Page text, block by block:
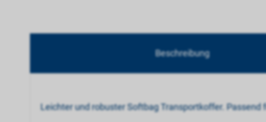
Beschreibung
Leichter und robuster Softbag Transportkoffer. Passend